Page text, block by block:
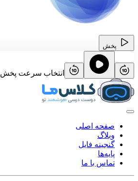
پخش
انتخاب سرعت پخش
صفحه اصلی
وبلاگ
گنجینه فایل
پایه‌ها
تماس با ما